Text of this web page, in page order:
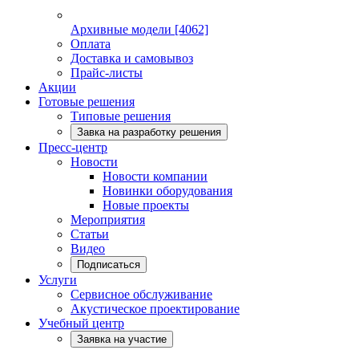
Архивные модели [4062]
Оплата
Доставка и самовывоз
Прайс-листы
Акции
Готовые решения
Типовые решения
Завка на разработку решения
Пресс-центр
Новости
Новости компании
Новинки оборудования
Новые проекты
Мероприятия
Статьи
Видео
Подписаться
Услуги
Сервисное обслуживание
Акустическое проектирование
Учебный центр
Заявка на участие